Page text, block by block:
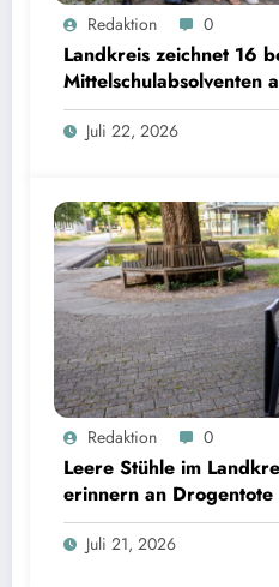
Landkreis zeichnet 16 beste
Redaktion 0
Landkreis zeichnet 16
Mittelschulabsolventen
Juli 22, 2026
Leere Stühle im Landkreis Starnberg erinnern
sichtbar | Bild: © Landratsamt Starnberg
Redaktion 0
Leere Stühle im
erinnern an Drogentote
Hilfsangebote sichtbar
Juli 21, 2026